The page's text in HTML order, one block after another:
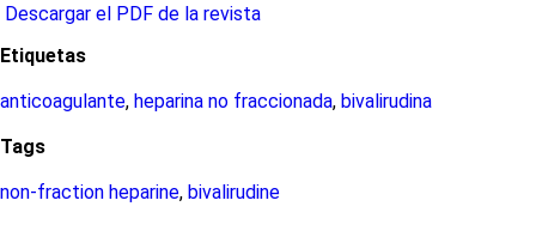
Descargar el PDF de la revista
Etiquetas
anticoagulante, heparina no fraccionada, bivalirudina
Tags
non-fraction heparine, bivalirudine